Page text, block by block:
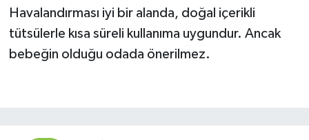
Havalandırması iyi bir alanda, doğal içerikli
tütsülerle kısa süreli kullanıma uygundur. Ancak
bebeğin olduğu odada önerilmez.